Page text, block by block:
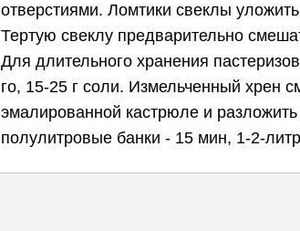
отверстиями. Ломтики свеклы
Тертую свеклу предварительно
Для длительного хранения
го, 15-25 г соли. Измельченный хрен
эмалированной кастрюле и
полулитровые банки - 15 мин, 1-2-